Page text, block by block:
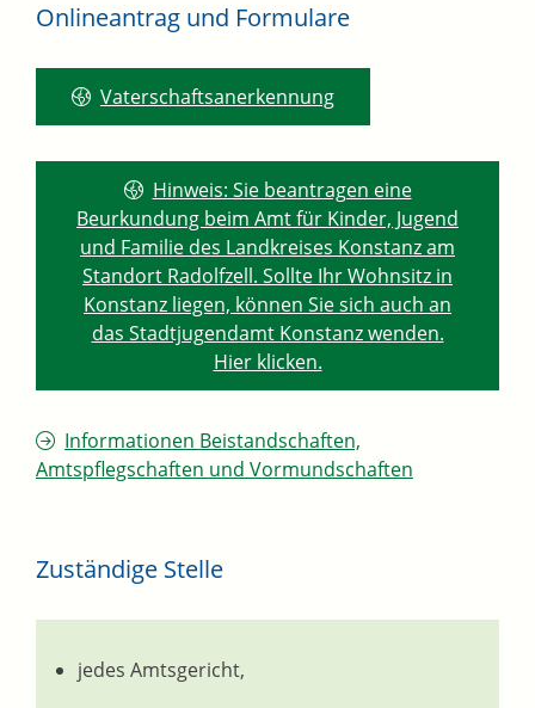
Onlineantrag und Formulare
Vaterschaftsanerkennung
Hinweis: Sie beantragen eine
Beurkundung beim Amt für Kinder, Jugend
und Familie des Landkreises Konstanz am
Standort Radolfzell. Sollte Ihr Wohnsitz in
Konstanz liegen, können Sie sich auch an
das Stadtjugendamt Konstanz wenden.
Hier klicken.
Informationen Beistandschaften,
Amtspflegschaften und Vormundschaften
Zuständige Stelle
jedes Amtsgericht,